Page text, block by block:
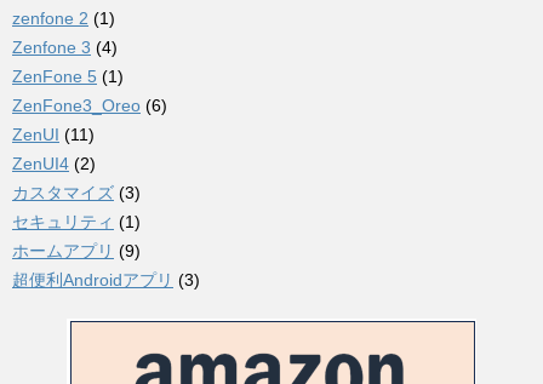
zenfone 2 (1)
Zenfone 3 (4)
ZenFone 5 (1)
ZenFone3_Oreo (6)
ZenUI (11)
ZenUI4 (2)
カスタマイズ (3)
セキュリティ (1)
ホームアプリ (9)
超便利Androidアプリ (3)